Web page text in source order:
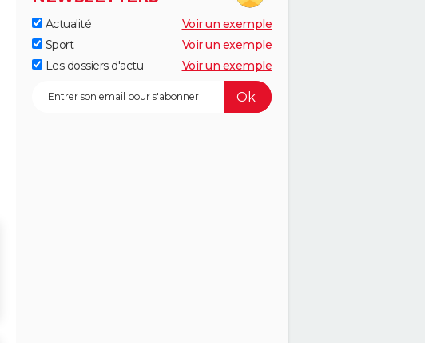
Actualité
Voir un exemple
Sport
Voir un exemple
Les dossiers d'actu
Voir un exemple